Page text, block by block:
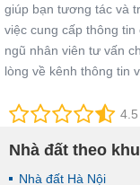
giúp bạn tương tác và
việc cung cấp thông
ngũ nhân viên tư vấn
lòng về kênh thông tin
Nhà đất theo
Nhà đất Hà Nội